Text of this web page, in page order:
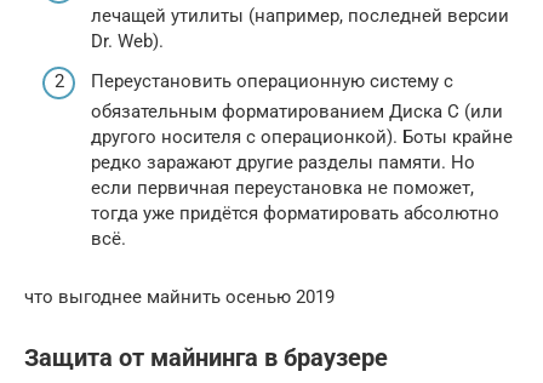
лечащей утилиты (например, последней версии
Dr. Web).
Переустановить операционную систему с
обязательным форматированием Диска C (или
другого носителя с операционкой). Боты крайне
редко заражают другие разделы памяти. Но
если первичная переустановка не поможет,
тогда уже придётся форматировать абсолютно
всё.
что выгоднее майнить осенью 2019
Защита от майнинга в браузере